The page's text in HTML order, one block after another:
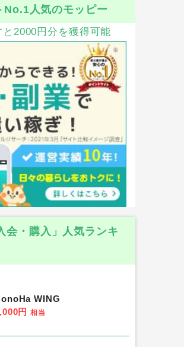
No.1人気のモッピー
2000円分を獲得可能
会・購入」人気ランキ
WING
円 相当